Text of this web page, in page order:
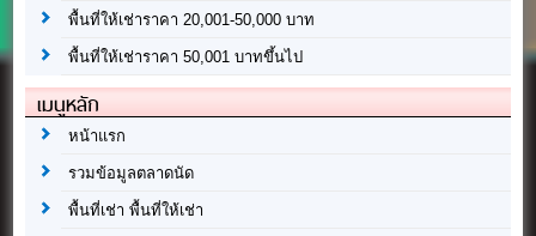
พื้นที่ให้เช่าราคา 20,001-50,000 บาท
พื้นที่ให้เช่าราคา 50,001 บาทขึ้นไป
เมนูหลัก
หน้าแรก
รวมข้อมูลตลาดนัด
พื้นที่เช่า พื้นที่ให้เช่า